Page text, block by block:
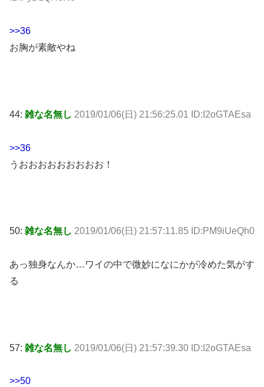
>>36
お胸が素敵やね
44: 雑な名無し 2019/01/06(日) 21:56:25.01 ID:I2oGTAEsa
>>36
うおおおおおおおおお！
50: 雑な名無し 2019/01/06(日) 21:57:11.85 ID:PM9iUeQh0
あっ独身なんか…ワイの中で微妙になにかが冷めた気がす
る
57: 雑な名無し 2019/01/06(日) 21:57:39.30 ID:I2oGTAEsa
>>50